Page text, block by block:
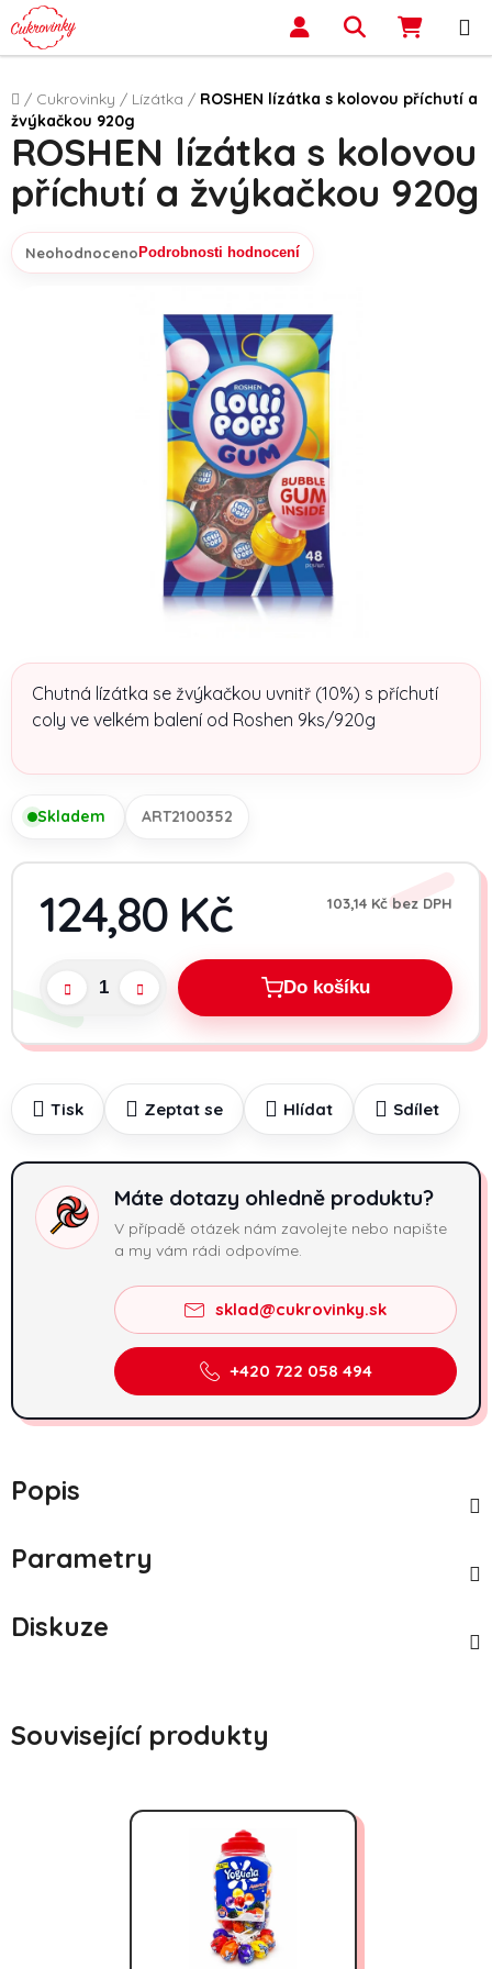
Přejít na obsah Hledat
Domů
/ Cukrovinky / Lízátka / ROSHEN lízátka s kolovou příchutí a
žvýkačkou 920g
Chutná lízátka se žvýkačkou uvnitř (10%) s příchutí
coly ve velkém balení od Roshen 9ks/920g
Skladem ART2100352
124,80 Kč
103,14 Kč bez DPH
Do košíku
Tisk Zeptat se Hlídat Sdílet
Máte dotazy ohledně produktu?
V případě otázek nám zavolejte nebo napište
a my vám rádi odpovíme.
sklad@cukrovinky.sk
+420 722 058 494
ROSHEN lízátka s kolovou
příchutí a žvýkačkou 920g
Průměrné hodnocení produktu je 0,0 z 5 hvězdiček.
Neohodnoceno Podrobnosti hodnocení
Popis
Parametry
Diskuze
Související produkty